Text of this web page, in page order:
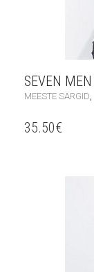
SEVEN MEN
MEESTE SÄRGID,
35.50€